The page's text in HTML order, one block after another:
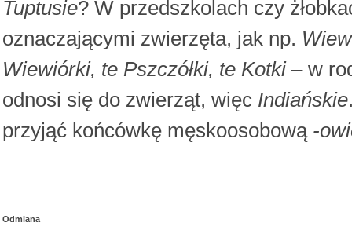
Tuptusie? W przedszkolach czy
oznaczającymi zwierzęta, jak np.
Wiewiórki, te Pszczółki, te Kotki– w
odnosi się do zwierząt, więc Indiańskie
przyjąć końcówkę męskoosobową -
Odmiana